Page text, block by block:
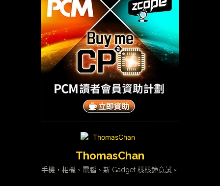
ThomasChan
手機，相機、電腦、新 Gadget 樣樣鐘意試。